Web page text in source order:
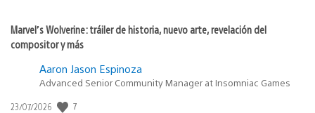
Marvel’s Wolverine: tráiler de historia, nuevo arte, revelación del
compositor y más
Aaron Jason Espinoza
Advanced Senior Community Manager at Insomniac Games
Fecha
23/07/2026 7